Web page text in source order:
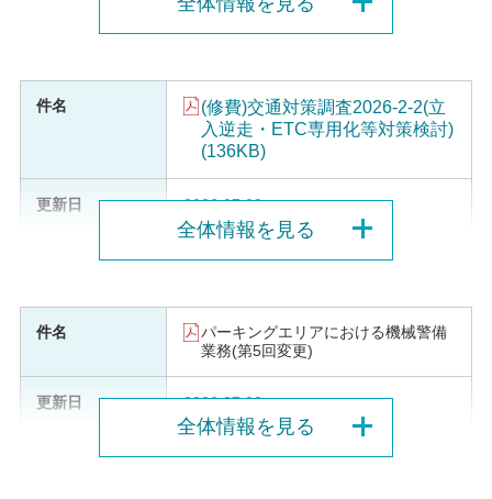
(修費)交通対策調査2026-2-2(立
入逆走・ETC専用化等対策検討)
(136KB)
2026.07.03
全体情報を見る
パーキングエリアにおける機械警備
業務(第5回変更)
2026.07.03
全体情報を見る